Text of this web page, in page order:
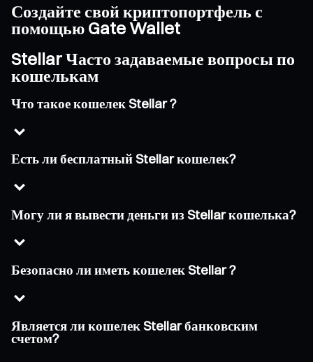
Создайте свой криптопортфель с
помощью Gate Wallet
Stellar Часто задаваемые вопросы по
кошелькам
Что такое кошелек Stellar ?
Есть ли бесплатный Stellar кошелек?
Могу ли я вывести деньги из Stellar кошелька?
Безопасно ли иметь кошелек Stellar ?
Является ли кошелек Stellar банковским
счетом?